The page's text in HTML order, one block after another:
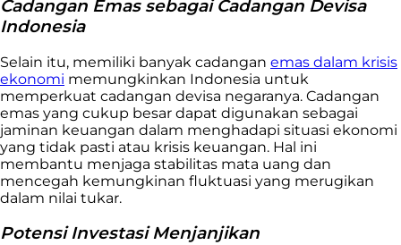
Cadangan Emas sebagai Cadangan Devisa
Indonesia
Selain itu, memiliki banyak cadangan emas dalam krisis
ekonomi memungkinkan Indonesia untuk
memperkuat cadangan devisa negaranya. Cadangan
emas yang cukup besar dapat digunakan sebagai
jaminan keuangan dalam menghadapi situasi ekonomi
yang tidak pasti atau krisis keuangan. Hal ini
membantu menjaga stabilitas mata uang dan
mencegah kemungkinan fluktuasi yang merugikan
dalam nilai tukar.
Potensi Investasi Menjanjikan